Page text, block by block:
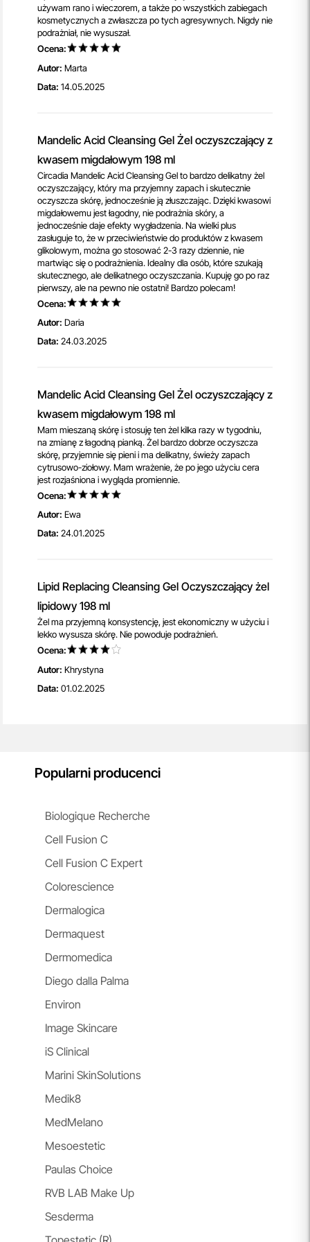
używam rano i wieczorem, a także po wszystkich zabiegach
kosmetycznych a zwłaszcza po tych agresywnych. Nigdy nie
podrażniał, nie wysuszał.
Ocena:
Autor: Marta
Data: 14.05.2025
Mandelic Acid Cleansing Gel Żel oczyszczający z
kwasem migdałowym 198 ml
Circadia Mandelic Acid Cleansing Gel to bardzo delikatny żel
oczyszczający, który ma przyjemny zapach i skutecznie
oczyszcza skórę, jednocześnie ją złuszczając. Dzięki kwasowi
migdałowemu jest łagodny, nie podrażnia skóry, a
jednocześnie daje efekty wygładzenia. Na wielki plus
zasługuje to, że w przeciwieństwie do produktów z kwasem
glikolowym, można go stosować 2-3 razy dziennie, nie
martwiąc się o podrażnienia. Idealny dla osób, które szukają
skutecznego, ale delikatnego oczyszczania. Kupuję go po raz
pierwszy, ale na pewno nie ostatni! Bardzo polecam!
Ocena:
Autor: Daria
Data: 24.03.2025
Mandelic Acid Cleansing Gel Żel oczyszczający z
kwasem migdałowym 198 ml
Mam mieszaną skórę i stosuję ten żel kilka razy w tygodniu,
na zmianę z łagodną pianką. Żel bardzo dobrze oczyszcza
skórę, przyjemnie się pieni i ma delikatny, świeży zapach
cytrusowo-ziołowy. Mam wrażenie, że po jego użyciu cera
jest rozjaśniona i wygląda promiennie.
Ocena:
Autor: Ewa
Data: 24.01.2025
Lipid Replacing Cleansing Gel Oczyszczający żel
lipidowy 198 ml
Żel ma przyjemną konsystencję, jest ekonomiczny w użyciu i
lekko wysusza skórę. Nie powoduje podrażnień.
Ocena:
Autor: Khrystyna
Data: 01.02.2025
Popularni producenci
Biologique Recherche
Cell Fusion C
Cell Fusion C Expert
Colorescience
Dermalogica
Dermaquest
Dermomedica
Diego dalla Palma
Environ
Image Skincare
iS Clinical
Marini SkinSolutions
Medik8
MedMelano
Mesoestetic
Paulas Choice
RVB LAB Make Up
Sesderma